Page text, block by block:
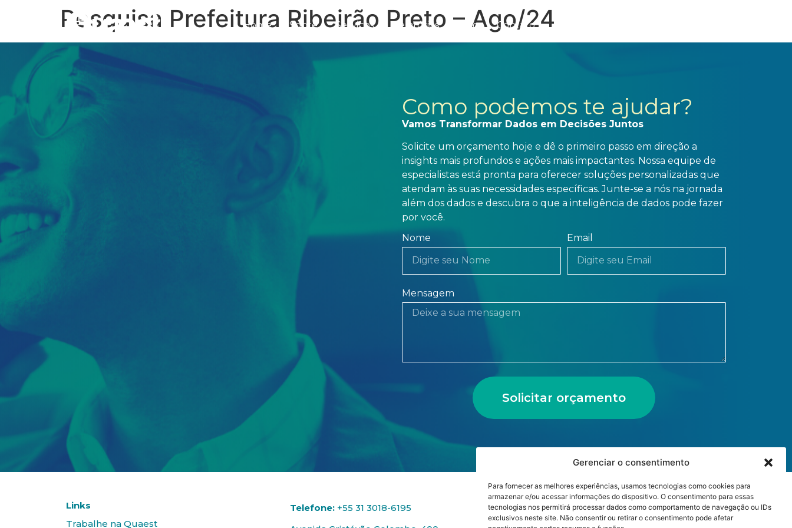
Gerenciar o consentimento
Para fornecer as melhores experiências, usamos tecnologias como cookies para
armazenar e/ou acessar informações do dispositivo. O consentimento para essas
tecnologias nos permitirá processar dados como comportamento de navegação ou IDs
exclusivos neste site. Não consentir ou retirar o consentimento pode afetar
Home Sobre Serviços Relatórios Blog Contato
Pesquisa Prefeitura Ribeirão Preto – Ago/24
Como podemos te ajudar?
Vamos Transformar Dados em Decisões Juntos
Solicite um orçamento hoje e dê o primeiro passo em direção a
insights mais profundos e ações mais impactantes. Nossa equipe de
especialistas está pronta para oferecer soluções personalizadas que
atendam às suas necessidades específicas. Junte-se a nós na jornada
além dos dados e descubra o que a inteligência de dados pode fazer
por você.
Nome
Email
Mensagem
Solicitar orçamento
Links
Trabalhe na Quaest
Telefone: +55 31 3018-6195